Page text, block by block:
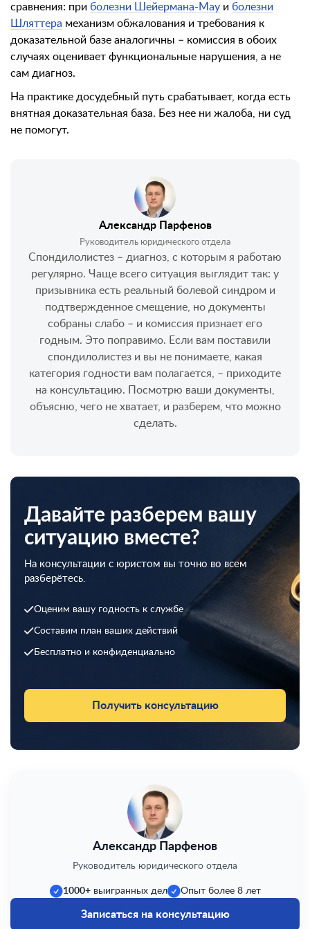
сравнения: при болезни Шейермана-Мау и болезни
Шляттера механизм обжалования и требования к
доказательной базе аналогичны – комиссия в обоих
случаях оценивает функциональные нарушения, а не
сам диагноз.
На практике досудебный путь срабатывает, когда есть
внятная доказательная база. Без нее ни жалоба, ни суд
не помогут.
Александр Парфенов
Руководитель юридического отдела
Спондилолистез – диагноз, с которым я работаю
регулярно. Чаще всего ситуация выглядит так: у
призывника есть реальный болевой синдром и
подтвержденное смещение, но документы
собраны слабо – и комиссия признает его
годным. Это поправимо. Если вам поставили
спондилолистез и вы не понимаете, какая
категория годности вам полагается, – приходите
на консультацию. Посмотрю ваши документы,
объясню, чего не хватает, и разберем, что можно
сделать.
Давайте разберем вашу
ситуацию вместе?
На консультации с юристом вы точно во всем
разберётесь.
Оценим вашу годность к службе
Составим план ваших действий
Бесплатно и конфиденциально
Получить консультацию
Александр Парфенов
Руководитель юридического отдела
1000+выигранных дел Опыт более 8 лет
Записаться на консультацию